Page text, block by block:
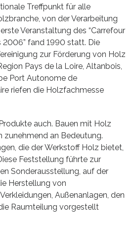
Treffpunkt für alle
von der Verarbeitung
Veranstaltung des “Carrefour
2006” fand 1990 statt. Die
zur Förderung von Holz
Pays de la Loire, Altanbois,
Port Autonome de
riefen die Holzfachmesse
auch. Bauen mit Holz
zunehmend an Bedeutung.
die der Werkstoff Holz bietet,
Feststellung führte zur
Sonderausstellung, auf der
Herstellung von
Außenanlagen, den
Raumteilung vorgestellt